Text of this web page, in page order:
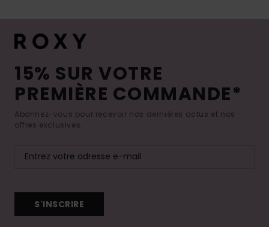
15% SUR VOTRE
PREMIÈRE COMMANDE*
Abonnez-vous pour recevoir nos dernières actus et nos
offres exclusives.
S'INSCRIRE